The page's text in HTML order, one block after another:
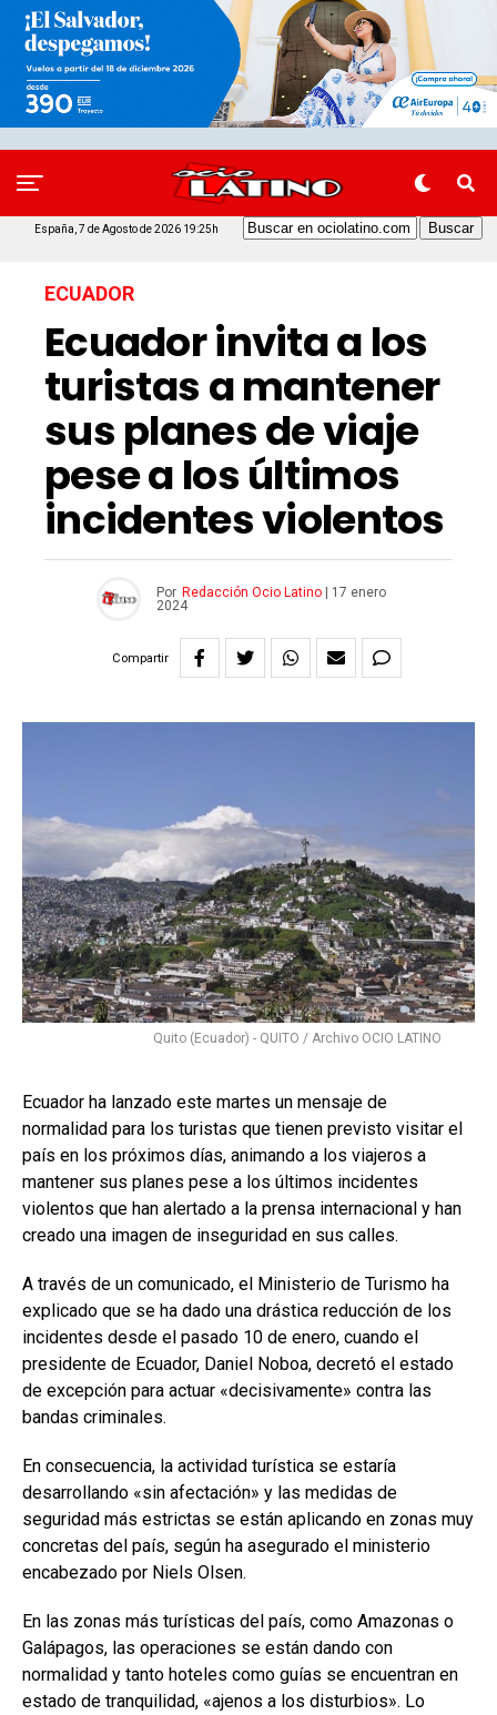
España, 7 de Agosto de 2026 19:25h
ECUADOR
Ecuador invita a los
turistas a mantener
sus planes de viaje
pese a los últimos
incidentes violentos
Por Redacción Ocio Latino
17 enero
2024
Compartir
Quito (Ecuador) - QUITO / Archivo OCIO LATINO
Ecuador ha lanzado este martes un mensaje de
normalidad para los turistas que tienen previsto visitar el
país en los próximos días, animando a los viajeros a
mantener sus planes pese a los últimos incidentes
violentos que han alertado a la prensa internacional y han
creado una imagen de inseguridad en sus calles.
A través de un comunicado, el Ministerio de Turismo ha
explicado que se ha dado una drástica reducción de los
incidentes desde el pasado 10 de enero, cuando el
presidente de Ecuador, Daniel Noboa, decretó el estado
de excepción para actuar «decisivamente» contra las
bandas criminales.
En consecuencia, la actividad turística se estaría
desarrollando «sin afectación» y las medidas de
seguridad más estrictas se están aplicando en zonas muy
concretas del país, según ha asegurado el ministerio
encabezado por Niels Olsen.
En las zonas más turísticas del país, como Amazonas o
Galápagos, las operaciones se están dando con
normalidad y tanto hoteles como guías se encuentran en
estado de tranquilidad, «ajenos a los disturbios». Lo